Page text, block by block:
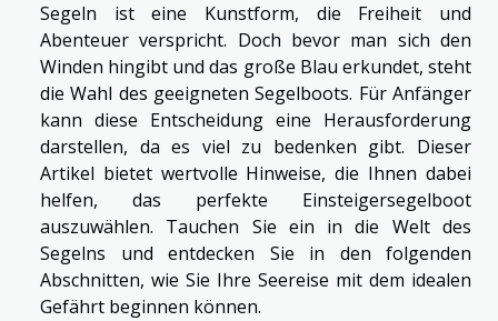
Segeln ist eine Kunstform, die Freiheit und
Abenteuer verspricht. Doch bevor man sich den
Winden hingibt und das große Blau erkundet, steht
die Wahl des geeigneten Segelboots. Für Anfänger
kann diese Entscheidung eine Herausforderung
darstellen, da es viel zu bedenken gibt. Dieser
Artikel bietet wertvolle Hinweise, die Ihnen dabei
helfen, das perfekte Einsteigersegelboot
auszuwählen. Tauchen Sie ein in die Welt des
Segelns und entdecken Sie in den folgenden
Abschnitten, wie Sie Ihre Seereise mit dem idealen
Gefährt beginnen können.